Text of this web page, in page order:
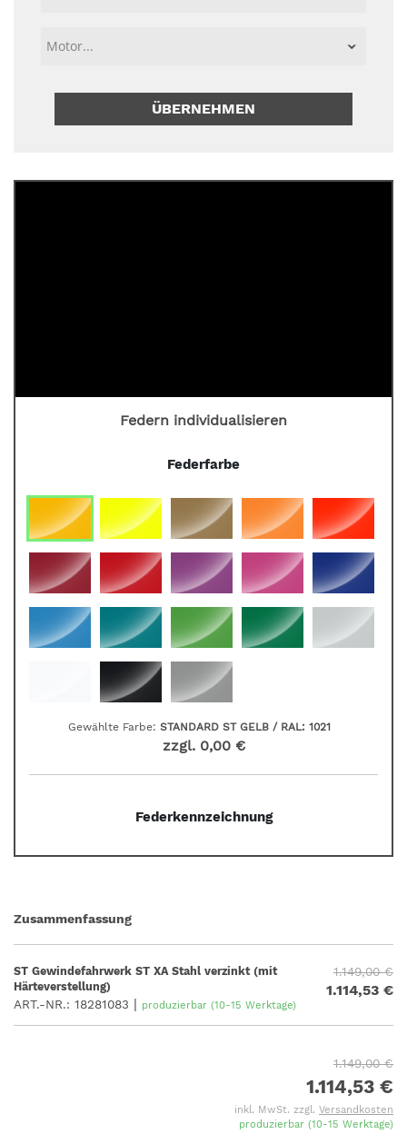
ÜBERNEHMEN
Federn individualisieren
Feder­farbe
Gewählte Farbe: STANDARD ST GELB / RAL: 1021
zzgl. 0,00 €
Feder­kenn­zeich­nung
Zusammenfassung
1.149,00 €
1.114,53 €
ST Gewindefahrwerk ST XA Stahl verzinkt (mit
Härteverstellung)
ART.-NR.: 18281083 | produzierbar (10-15 Werktage)
1.149,00 €
1.114,53 €
inkl. MwSt. zzgl. Versandkosten
produzierbar (10-15 Werktage)